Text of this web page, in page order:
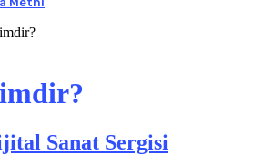
Sanat Sergisi